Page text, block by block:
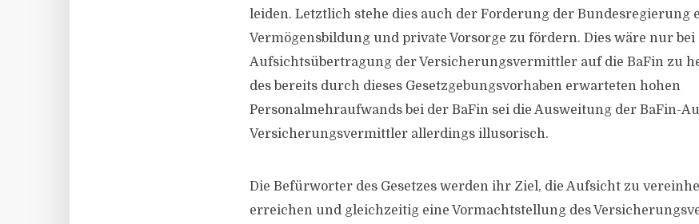
leiden. Letztlich stehe dies auch der Forderung der Bundesregierung
Vermögensbildung und private Vorsorge zu fördern. Dies wäre nur
Aufsichtsübertragung der Versicherungsvermittler auf die BaFin zu
des bereits durch dieses Gesetzgebungsvorhaben erwarteten hohen
Personalmehraufwands bei der BaFin sei die Ausweitung der BaFin-
Versicherungsvermittler allerdings illusorisch.
Die Befürworter des Gesetzes werden ihr Ziel, die Aufsicht zu
erreichen und gleichzeitig eine Vormachtstellung des